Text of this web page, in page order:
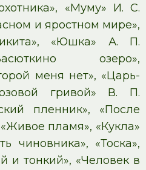
«Муму» И. С.
и яростном мире»,
«Юшка» А. П.
озеро»,
меня нет», «Царь-
гривой» В. П.
пленник», «После
пламя», «Кукла»
чиновника», «Тоска»,
и тонкий», «Человек в